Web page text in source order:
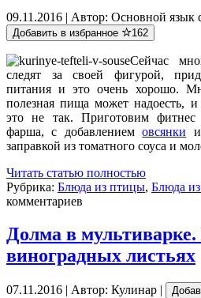
09.11.2016 | Автор: Основной язык
Добавить в избранное 162
Сейчас
следят за своей фигурой,
питания и это очень хорошо.
полезная пища может надоесть,
это не так. Приготовим
фарша, с добавлениемовсянки
заправкой из томатного соуса и
Читать статью полностью
Рубрика: Блюда из птицы, Блюда
комментариев
Долма в
виноградных листьях
07.11.2016 | Автор: Кулинар |